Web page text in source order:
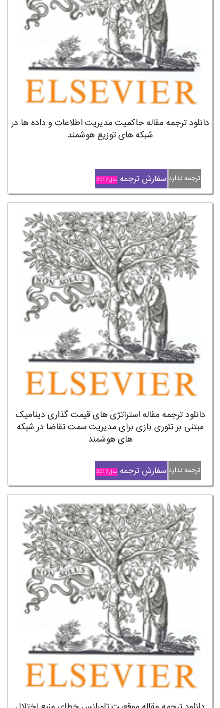
دانلود ترجمه مقاله حاکمیت مدیریت اطلاعات و داده ها در
شبکه های توزیع هوشمند
ترجمه ندارد سفارش ترجمه سال 2017
دانلود ترجمه مقاله استراتژی های قیمت گذاری دینامیک
مبتنی بر تئوری بازی برای مدیریت سمت تقاضا در شبکه
های هوشمند
ترجمه ندارد سفارش ترجمه سال 2017